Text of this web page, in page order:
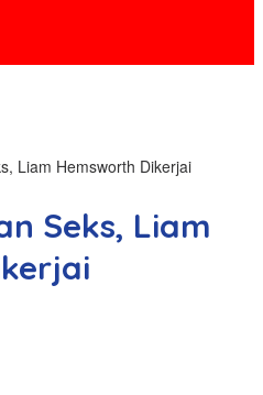
Liam Hemsworth Dikerjai
Seks, Liam